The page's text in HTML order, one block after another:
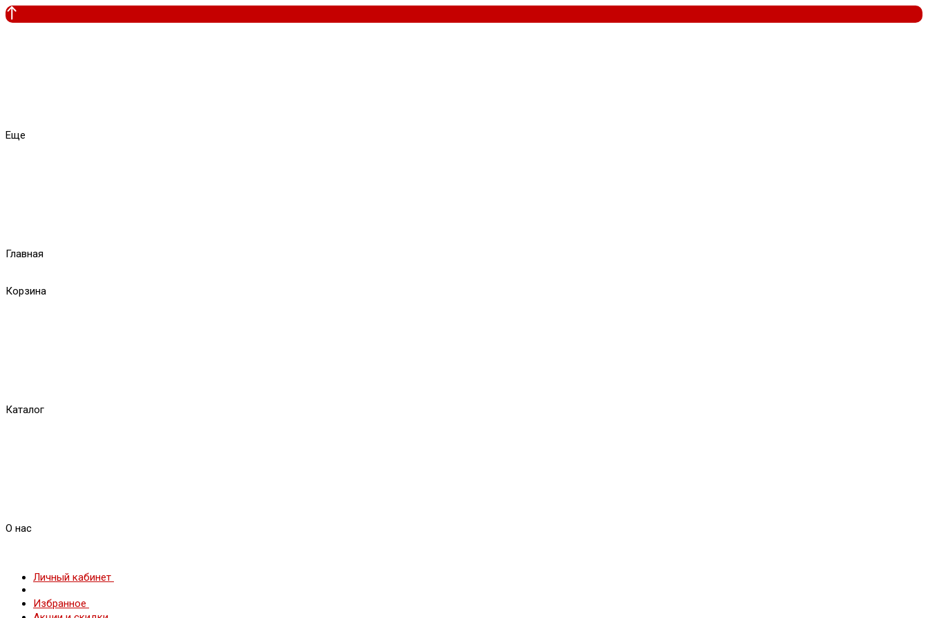
Еще
Главная
Корзина
Каталог
О нас
Личный кабинет
Избранное